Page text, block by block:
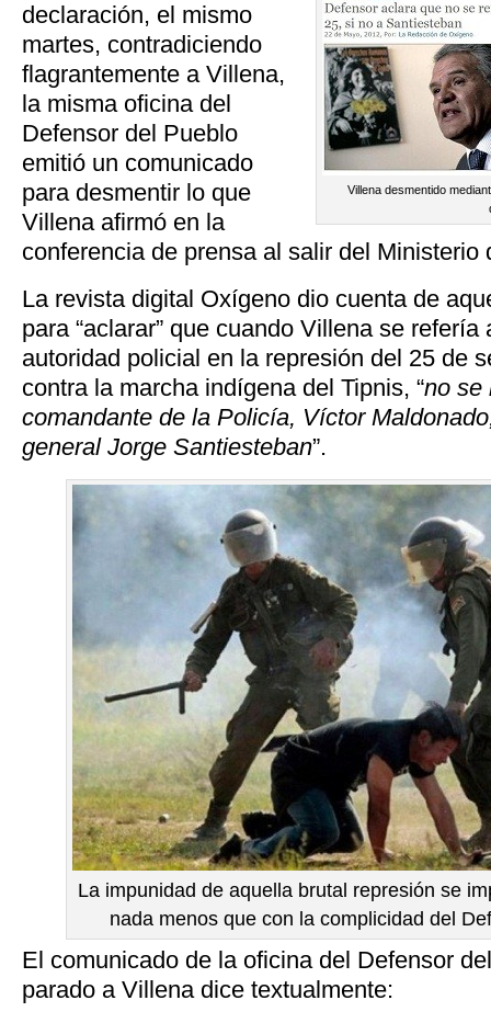
Villena desmentido
declaración, el mismo
martes, contradiciendo
flagrantemente a Villena,
la misma oficina del
Defensor del Pueblo
emitió un comunicado
para desmentir lo que
Villena afirmó en la
conferencia de prensa al salir del Ministerio
La revista digital Oxígeno dio cuenta de
para “aclarar” que cuando Villena se
autoridad policial en la represión del 25 de
contra la marcha indígena del Tipnis, “no se
comandante de la Policía, Víctor
general Jorge Santiesteban”.
La impunidad de aquella brutal represión se
nada menos que con la complicidad del
El comunicado de la oficina del Defensor
parado a Villena dice textualmente: